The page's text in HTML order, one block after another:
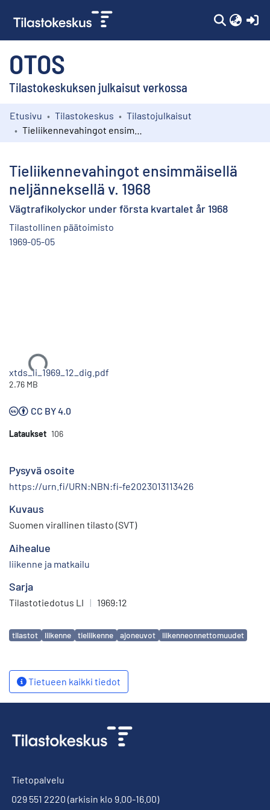
OTOS
Tilastokeskuksen julkaisut verkossa
Kokoelmat
Etusivu Tilastokeskus
Tilastojulkaisut
Tieliikennevahingot ensimmäisellä
neljänneksellä v. 1968
Vägtrafikolyckor under första kvartalet år 1968
Tilastollinen päätoimisto
1969-05-05
Ladataan...
xtds_li_1969_12_dig.pdf
2.76 MB
CC BY 4.0
Lataukset 106
Pysyvä osoite
https://urn.fi/URN:NBN:fi-fe2023013113426
Kuvaus
Suomen virallinen tilasto (SVT)
Aihealue
liikenne ja matkailu
Sarja
Tilastotiedotus LI | 1969:12
Avainsanat
tilastot liikenne tieliikenne ajoneuvot liikenneonnettomuudet
Tietueen kaikki tiedot
Tietopalvelu
029 551 2220 (arkisin klo 9.00-16.00)